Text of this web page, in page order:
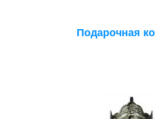
Подарочная